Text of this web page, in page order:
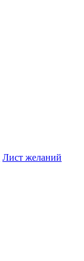
Лист желаний